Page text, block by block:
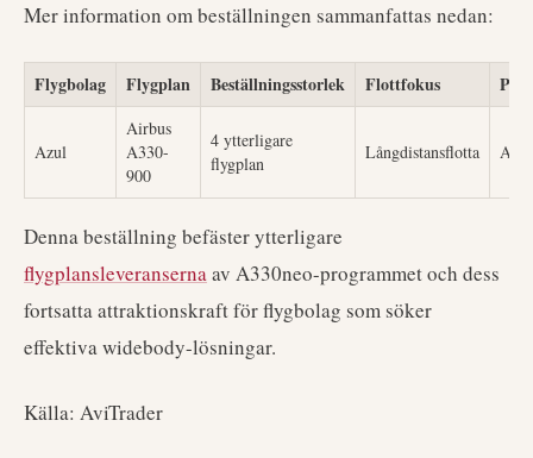
Mer information om beställningen sammanfattas nedan:
Flygbolag Flygplan Beställningsstorlek Flottfokus
Azul
Airbus
A330-
900
4 ytterligare
flygplan
Långdistansflotta
Denna beställning befäster ytterligare
flygplansleveransernaav A330neo-programmet och dess
fortsatta attraktionskraft för flygbolag som söker
effektiva widebody-lösningar.
Källa: AviTrader